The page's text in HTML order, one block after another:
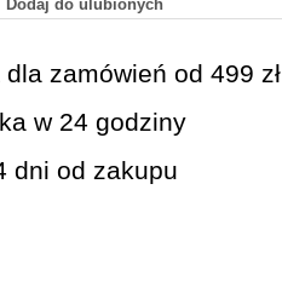
Dodaj do ulubionych
zamówień od 499 zł
w 24 godziny
dni od zakupu